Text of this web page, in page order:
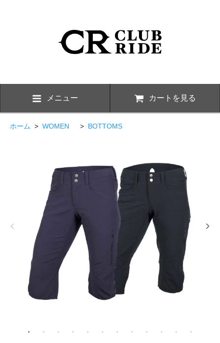
メニュー カートを見る
ホーム > WOMEN > BOTTOMS